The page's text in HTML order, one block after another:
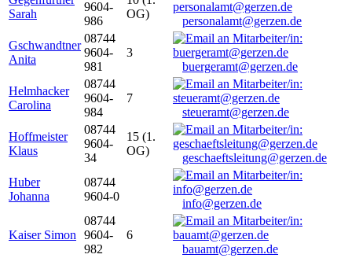
Sarah
9604-
986
OG)
personalamt@gerzen.de
Gschwandtner
Anita
08744
9604-
981
3
buergeramt@gerzen.de
Helmhacker
Carolina
08744
9604-
984
7
steueramt@gerzen.de
Hoffmeister
Klaus
08744
9604-
34
15 (1.
OG)
geschaeftsleitung@gerzen.de
Huber
Johanna
08744
9604-0
info@gerzen.de
Kaiser Simon
08744
9604-
982
6
bauamt@gerzen.de